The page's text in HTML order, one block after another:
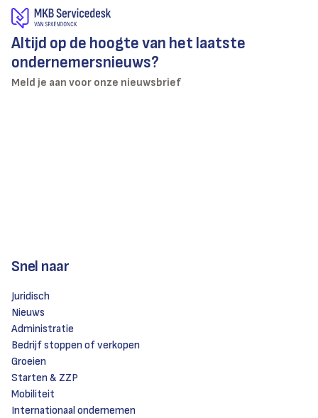
Altijd op de hoogte van het laatste
ondernemersnieuws?
Meld je aan voor onze nieuwsbrief
Snel naar
Juridisch
Nieuws
Administratie
Bedrijf stoppen of verkopen
Groeien
Starten & ZZP
Mobiliteit
Internationaal ondernemen